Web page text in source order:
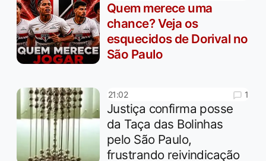
Quem merece uma
chance? Veja os
esquecidos de Dorival no
São Paulo
21:02 1
Justiça confirma posse
da Taça das Bolinhas
pelo São Paulo,
frustrando reivindicação